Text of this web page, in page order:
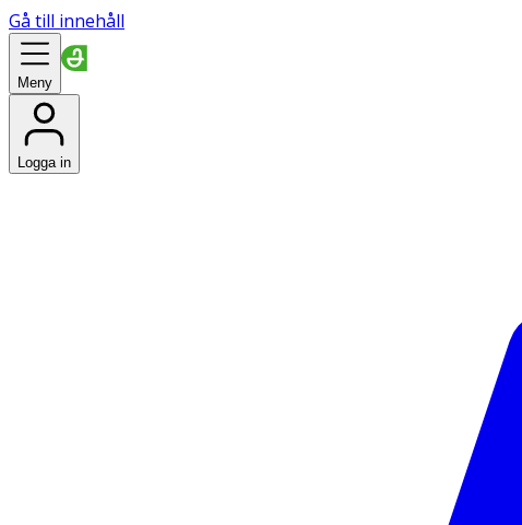
Gå till innehåll
Meny
Logga in